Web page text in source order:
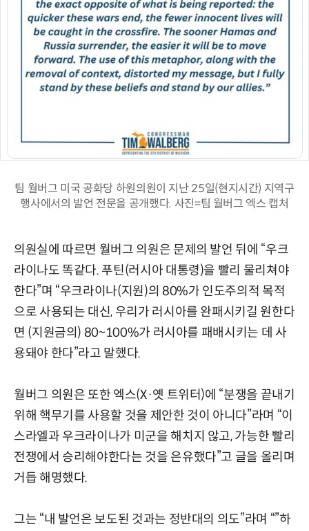
팀 월버그 미국 공화당 하원의원이 지난 25일(현지시간) 지역구
행사에서의 발언 전문을 공개했다. 사진=팀 월버그 엑스 캡처
의원실에 따르면 월버그 의원은 문제의 발언 뒤에 “우크
라이나도 똑같다. 푸틴(러시아 대통령)을 빨리 물리쳐야
한다”며 “우크라이나(지원)의 80%가 인도주의적 목적
으로 사용되는 대신, 우리가 러시아를 완패시키길 원한다
면 (지원금의) 80~100%가 러시아를 패배시키는 데 사
용돼야 한다”라고 말했다.
월버그 의원은 또한 엑스(X·옛 트위터)에 “분쟁을 끝내기
위해 핵무기를 사용할 것을 제안한 것이 아니다”라며 “이
스라엘과 우크라이나가 미군을 해치지 않고, 가능한 빨리
전쟁에서 승리해야한다는 것을 은유했다”고 글을 올리며
거듭 해명했다.
그는 “내 발언은 보도된 것과는 정반대의 의도”라며 “”하